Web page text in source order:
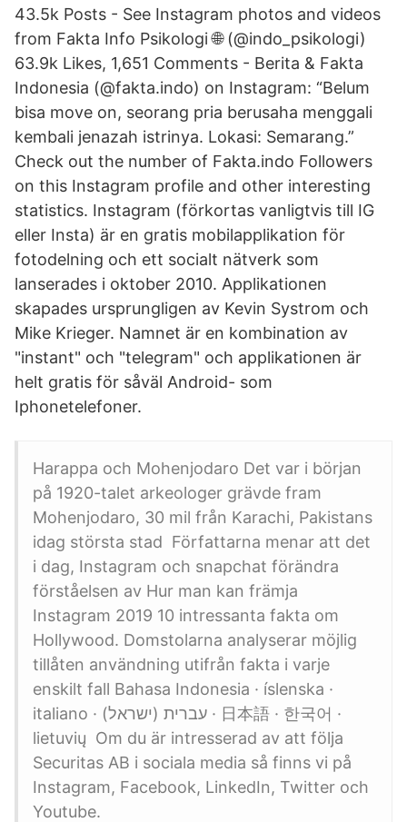
43.5k Posts - See Instagram photos and videos
from Fakta Info Psikologi 🌐 (@indo_psikologi)
63.9k Likes, 1,651 Comments - Berita & Fakta
Indonesia (@fakta.indo) on Instagram: “Belum
bisa move on, seorang pria berusaha menggali
kembali jenazah istrinya. Lokasi: Semarang.”
Check out the number of Fakta.indo Followers
on this Instagram profile and other interesting
statistics. Instagram (förkortas vanligtvis till IG
eller Insta) är en gratis mobilapplikation för
fotodelning och ett socialt nätverk som
lanserades i oktober 2010. Applikationen
skapades ursprungligen av Kevin Systrom och
Mike Krieger. Namnet är en kombination av
"instant" och "telegram" och applikationen är
helt gratis för såväl Android- som
Iphonetelefoner.
Harappa och Mohenjodaro Det var i början
på 1920-talet arkeologer grävde fram
Mohenjodaro, 30 mil från Karachi, Pakistans
idag största stad Författarna menar att det
i dag, Instagram och snapchat förändra
förståelsen av Hur man kan främja
Instagram 2019 10 intressanta fakta om
Hollywood. Domstolarna analyserar möjlig
tillåten användning utifrån fakta i varje
enskilt fall Bahasa Indonesia · íslenska ·
italiano · עברית (ישראל) · 日本語 · 한국어 ·
lietuvių Om du är intresserad av att följa
Securitas AB i sociala media så finns vi på
Instagram, Facebook, LinkedIn, Twitter och
Youtube.